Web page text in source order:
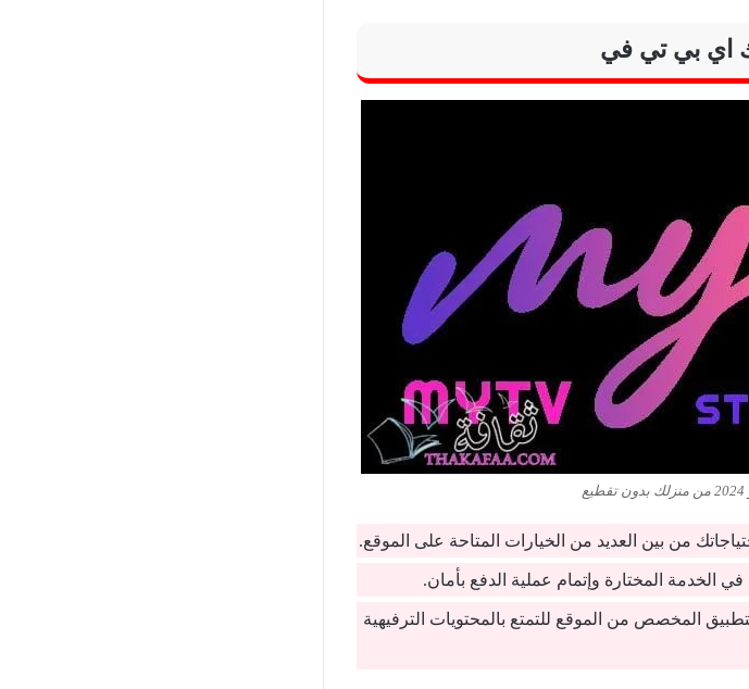
اي بي تي في
من بين العديد من الخيارات المتاحة على الموقع.
الخدمة المختارة وإتمام عملية الدفع بأمان.
المخصص من الموقع للتمتع بالمحتويات الترفيهية